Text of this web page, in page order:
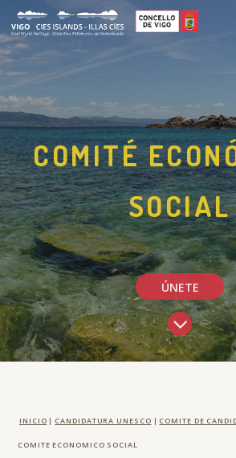
COMITÉ
SOCIAL
ÚNETE
INICIO | CANDIDATURA UNESCO | COMITE DE
COMITE ECONOMICO SOCIAL